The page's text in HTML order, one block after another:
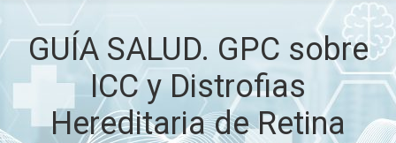
GUÍA SALUD. GPC sobre
ICC y Distrofias
Hereditaria de Retina